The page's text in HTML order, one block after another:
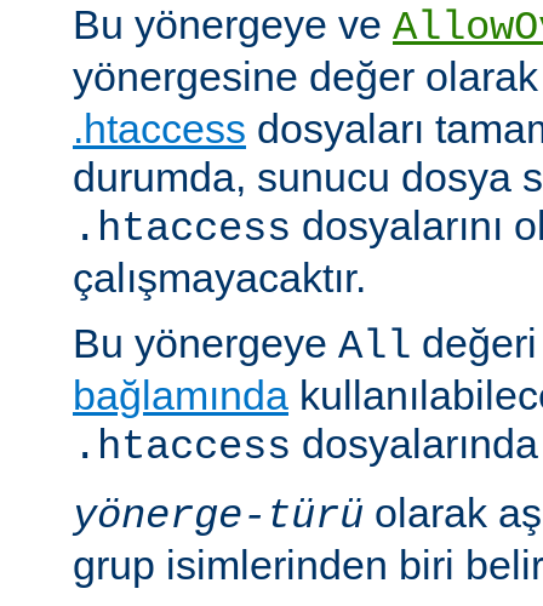
Bu yönergeye ve
yönergesine değer
.htaccess dosyaları
durumda, sunucu dosya
.htaccess dosyalarını
çalışmayacaktır.
Bu yönergeye All
bağlamında
.htaccess
yönerge-türü olarak
grup isimlerinden biri